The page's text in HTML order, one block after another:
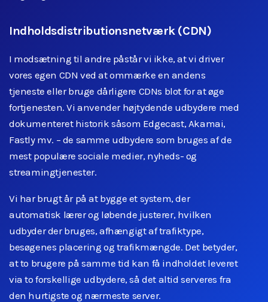
Indholdsdistributionsnetværk (CDN)
I modsætning til andre påstår vi ikke, at vi driver
vores egen CDN ved at ommærke en andens
tjeneste eller bruge dårligere CDNs blot for at øge
fortjenesten. Vi anvender højtydende udbydere med
dokumenteret historik såsom Edgecast, Akamai,
Fastly mv. – de samme udbydere som bruges af de
mest populære sociale medier, nyheds- og
streamingtjenester.
Vi har brugt år på at bygge et system, der
automatisk lærer og løbende justerer, hvilken
udbyder der bruges, afhængigt af trafiktype,
besøgenes placering og trafikmængde. Det betyder,
at to brugere på samme tid kan få indholdet leveret
via to forskellige udbydere, så det altid serveres fra
den hurtigste og nærmeste server.